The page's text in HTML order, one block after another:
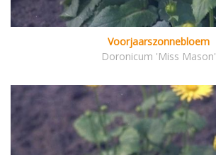
Voorjaarszonnebloem
Doronicum 'Miss Mason'